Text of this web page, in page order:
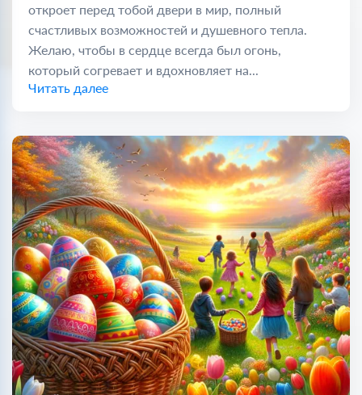
откроет перед тобой двери в мир, полный
счастливых возможностей и душевного тепла.
Желаю, чтобы в сердце всегда был огонь,
который согревает и вдохновляет на...
Читать далее